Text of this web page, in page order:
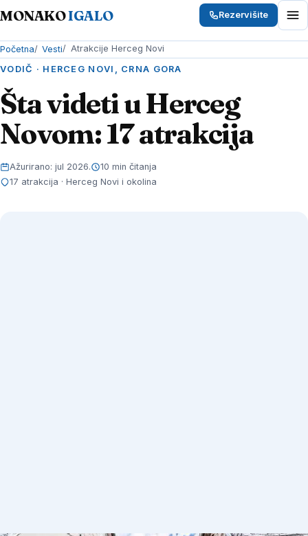
MONAKOIGALO Rezervišite
Početna Vesti
Atrakcije Herceg Novi
VODIČ · HERCEG NOVI, CRNA GORA
Šta videti uHerceg
Novom: 17 atrakcija
Ažurirano: jul 2026.
10 min čitanja
17 atrakcija · Herceg Novi i okolina